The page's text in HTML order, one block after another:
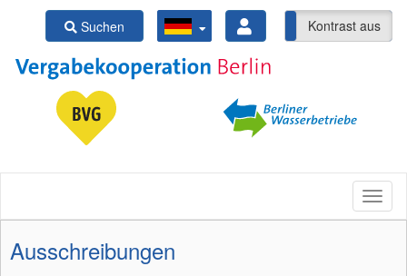
Suchen Kontrast ein Kontrast aus
Ausschreibungen